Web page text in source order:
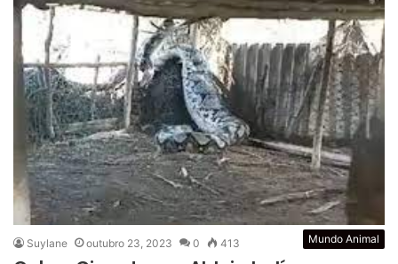
Mundo Animal
Suylane outubro 23, 2023 0 413